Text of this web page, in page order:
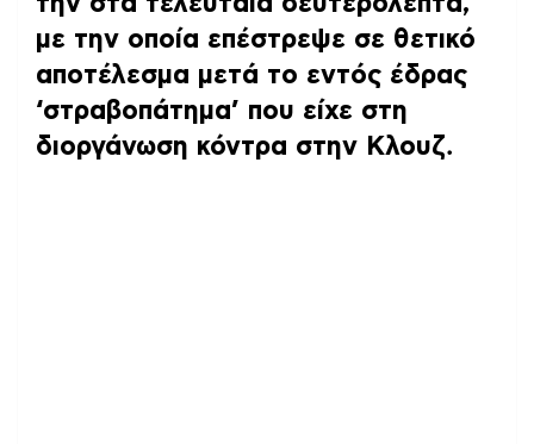
με την οποία επέστρεψε σε θετικό
αποτέλεσμα μετά το εντός έδρας
‘στραβοπάτημα’ που είχε στη
διοργάνωση κόντρα στην Κλουζ.